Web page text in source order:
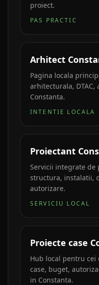
proiect.
PAS PRACTIC
Arhitect
Pagina locala
arhitecturala,
Constanta.
INTENTIE LOCALA
Proiectant
Servicii integrate
structura, instalatii,
autorizare.
SERVICIU LOCAL
Proiecte case
Hub local pentru cei
case, buget,
in Constanta.